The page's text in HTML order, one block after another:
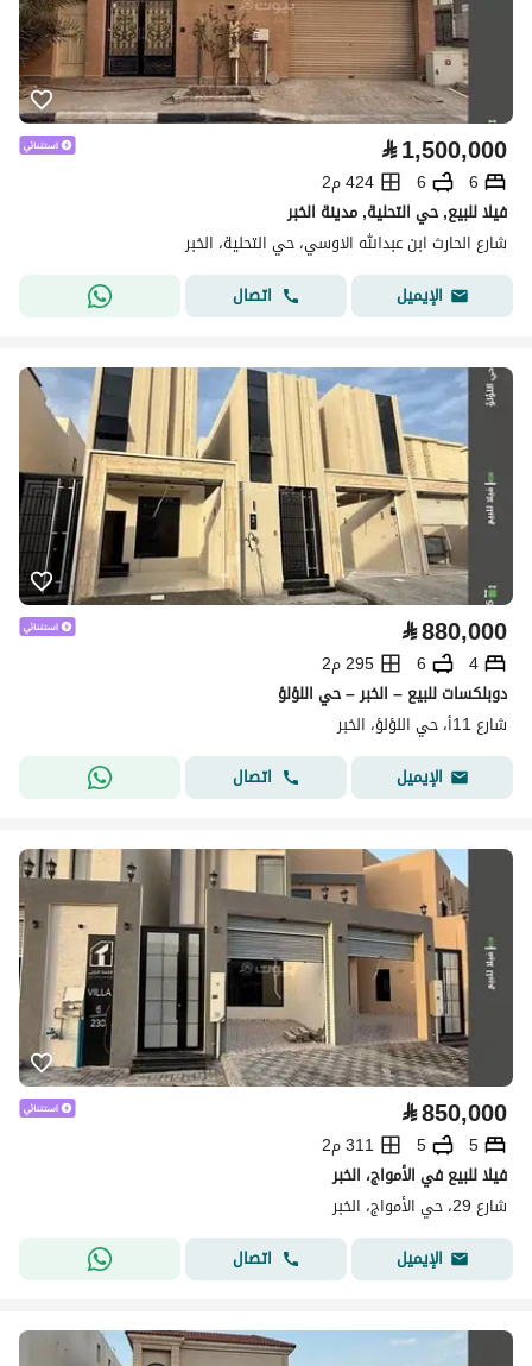
⃁1,500,000
6
6
424 م2
فيلا للبيع, حي التحلية, مدينة الخبر
شارع الحارث ابن عبدالله الاوسي، حي التحلية، الخبر
الإيميل
اتصال
⃁880,000
4
6
295 م2
دوبلكسات للبيع – الخبر – حي اللؤلؤ
شارع 11أ، حي اللؤلؤ، الخبر
الإيميل
اتصال
⃁850,000
5
5
311 م2
فيلا للبيع في الأمواج، الخبر
شارع 29، حي الأمواج، الخبر
الإيميل
اتصال